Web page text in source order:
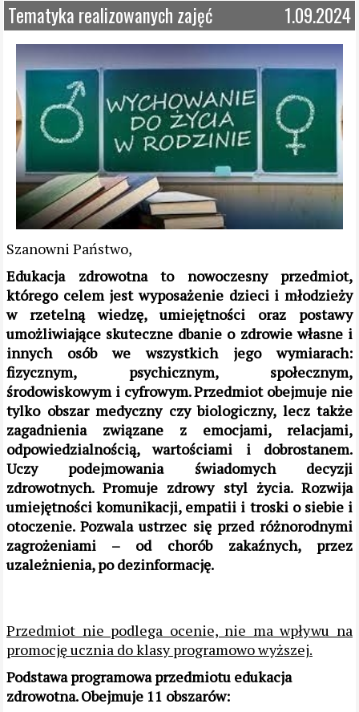
Tematyka realizowanych zajęć 1.09.2024
Szanowni Państwo,
Edukacja zdrowotna to nowoczesny przedmiot,
którego celem jest wyposażenie dzieci i młodzieży
w rzetelną wiedzę, umiejętności oraz postawy
umożliwiające skuteczne dbanie o zdrowie własne i
innych osób we wszystkich jego wymiarach:
fizycznym, psychicznym, społecznym,
środowiskowym i cyfrowym. Przedmiot obejmuje nie
tylko obszar medyczny czy biologiczny, lecz także
zagadnienia związane z emocjami, relacjami,
odpowiedzialnością, wartościami i dobrostanem.
Uczy podejmowania świadomych decyzji
zdrowotnych. Promuje zdrowy styl życia. Rozwija
umiejętności komunikacji, empatii i troski o siebie i
otoczenie. Pozwala ustrzec się przed różnorodnymi
zagrożeniami – od chorób zakaźnych, przez
uzależnienia, po dezinformację.
Przedmiot nie podlega ocenie, nie ma wpływu na
promocję ucznia do klasy programowo wyższej.
Podstawa programowa przedmiotu edukacja
zdrowotna. Obejmuje 11 obszarów: